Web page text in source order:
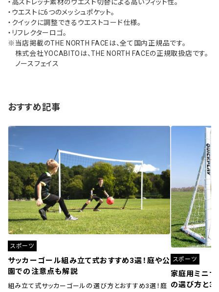
・高ストレッチ素材のウエスト切替による高いフィット性。
・ウエストに6つのメッシュポケット。
・クイックに調整できるウエストコード仕様。
・リフレクターロゴ。
※当店掲載のTHE NORTH FACEは、全て国内正規品です。
株式会社YOCABITOは、THE NORTH FACEの正規取扱店です。
ノースフェイス
おすすめ記事
スポーツ
サッカーゴール組み立て式おすすめ3選！庭や公
園での注意点も解説
組み立て式サッカーゴールの選び方とおすすめ3選！庭
スポーツ
家庭用ミニサ
の選び方と